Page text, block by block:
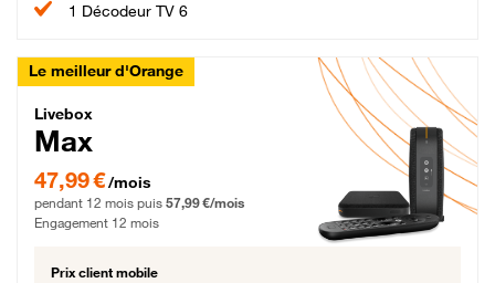
1 Décodeur TV 6
Le meilleur d'Orange
Livebox Max Fibre
Livebox
Max
47,99 € par mois pendant 12 mois puis 57,99 € par mois, Engagement 12 mois
47,99 €/mois
pendant 12 mois puis 57,99 €/mois
Engagement 12 mois
Prix client mobile